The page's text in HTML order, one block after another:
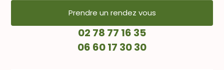
Prendre un rendez vous
02 78 77 16 35
06 60 17 30 30